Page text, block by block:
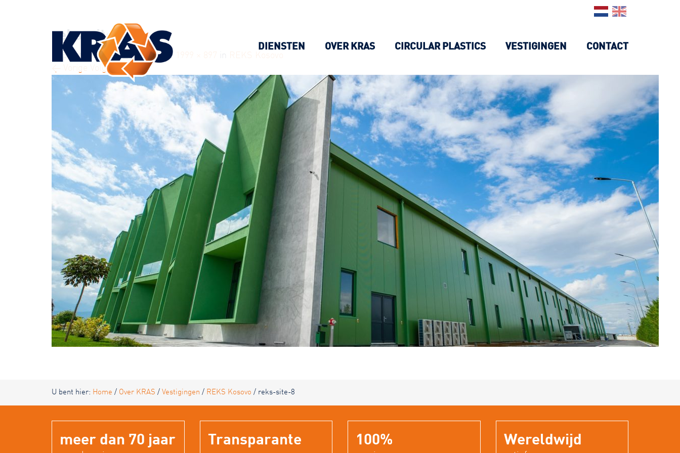
KRAS
DIENSTEN OVER KRAS CIRCULAR PLASTICS VESTIGINGEN CONTACT
reks-site-8
Geplaatst op4 februari 2020 at in
Volgende →
U bent hier: Home / Over KRAS / Vestigingen / REKS Kosovo / reks-site-8
meer dan 70 jaar Transparante 100% Wereldwijd